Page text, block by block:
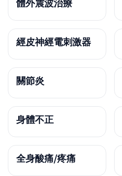
體外震波治療
經皮神經電刺激器
關節炎
身體不正
全身酸痛/疼痛